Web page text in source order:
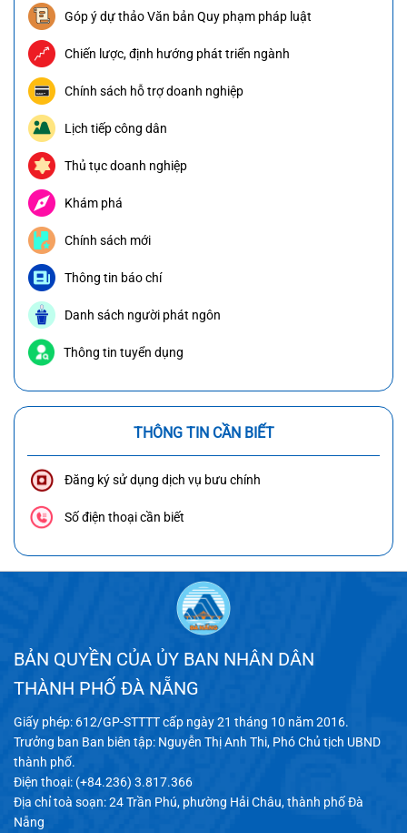
Góp ý dự thảo Văn bản Quy phạm pháp luật
Chiến lược, định hướng phát triển ngành
Chính sách hỗ trợ doanh nghiệp
Lịch tiếp công dân
Thủ tục doanh nghiệp
Khám phá
Chính sách mới
Thông tin báo chí
Danh sách người phát ngôn
Thông tin tuyển dụng
THÔNG TIN CẦN BIẾT
Đăng ký sử dụng dịch vụ bưu chính
Số điện thoại cần biết
BẢN QUYỀN CỦA ỦY BAN NHÂN DÂN
THÀNH PHỐ ĐÀ NẴNG
Giấy phép: 612/GP-STTTT cấp ngày 21 tháng 10 năm 2016.
Trưởng ban Ban biên tập: Nguyễn Thị Anh Thi, Phó Chủ tịch UBND
thành phố.
Điện thoại: (+84.236) 3.817.366
Địa chỉ toà soạn: 24 Trần Phú, phường Hải Châu, thành phố Đà
Nẵng